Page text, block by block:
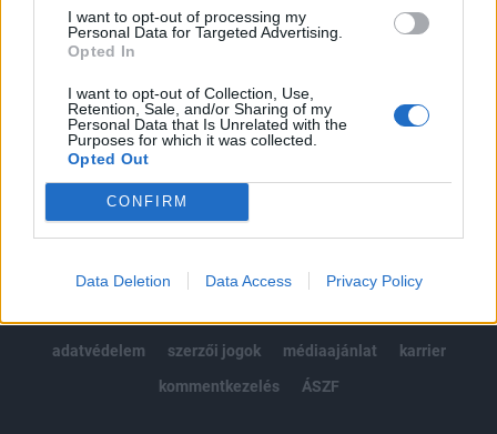
I want to opt-out of processing my
Personal Data for Targeted Advertising.
Opted In
I want to opt-out of Collection, Use,
Retention, Sale, and/or Sharing of my
Personal Data that Is Unrelated with the
Purposes for which it was collected.
Opted Out
CONFIRM
Data Deletion Data Access Privacy Policy
Előfizetés
MÁR ELŐFIZETŐNK VAGY?BEJELENTKEZÉS
© 2026 Portfolio
adatvédelem
szerzői jogok médiaajánlat
karrier
kommentkezelés
ÁSZF